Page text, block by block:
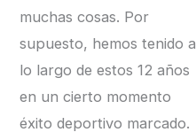
muchas cosas. Por
supuesto, hemos tenido a
lo largo de estos 12 años
en un cierto momento
éxito deportivo marcado.